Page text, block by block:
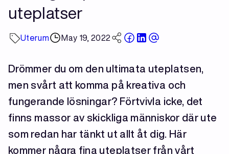
uteplatser
Uterum May 19, 2022
Drömmer du om den ultimata uteplatsen,
men svårt att komma på kreativa och
fungerande lösningar? Förtvivla icke, det
finns massor av skickliga människor där ute
som redan har tänkt ut allt åt dig. Här
kommer några fina uteplatser från vårt